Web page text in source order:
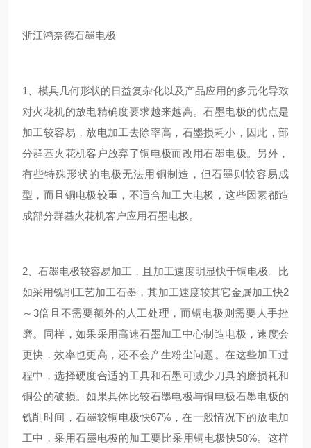
浙江鸿奈德石墨电极
1、模具几何形状的日益复杂化以及产品应用的多元化导致
对火花机的放电精确度要求越来越高。石墨电极的优点是
加工较容易，放电加工去除率高，石墨损耗小，因此，部
分群基火花机客户放弃了铜电极而改用石墨电极。另外，
有些特殊形状的电极无法用铜制造，但石墨则较容易成
型，而且铜电极较重，不适合加工大电极，这些因素都造
成部分群基火花机客户应用石墨电极。
2、石墨电极较容易加工，且加工速度明显快于铜电极。比
如采用铣削工艺加工石墨，其加工速度较其它金属加工快2
～3倍且不需要额外的人工处理，而铜电极则需要人手挫
磨。同样，如果采用高速石墨加工中心制造电极，速度会
更快，效率也更高，还不会产生粉尘问题。在这些加工过
程中，选择硬度合适的工具和石墨可减少刀具的磨损耗和
铜公的破损。如果具体比较石墨电极与铜电极石墨电极的
铣削时间，石墨较铜电极快67%，在一般情况下的放电加
工中，采用石墨电极的加工要比采用铜电极快58%。这样